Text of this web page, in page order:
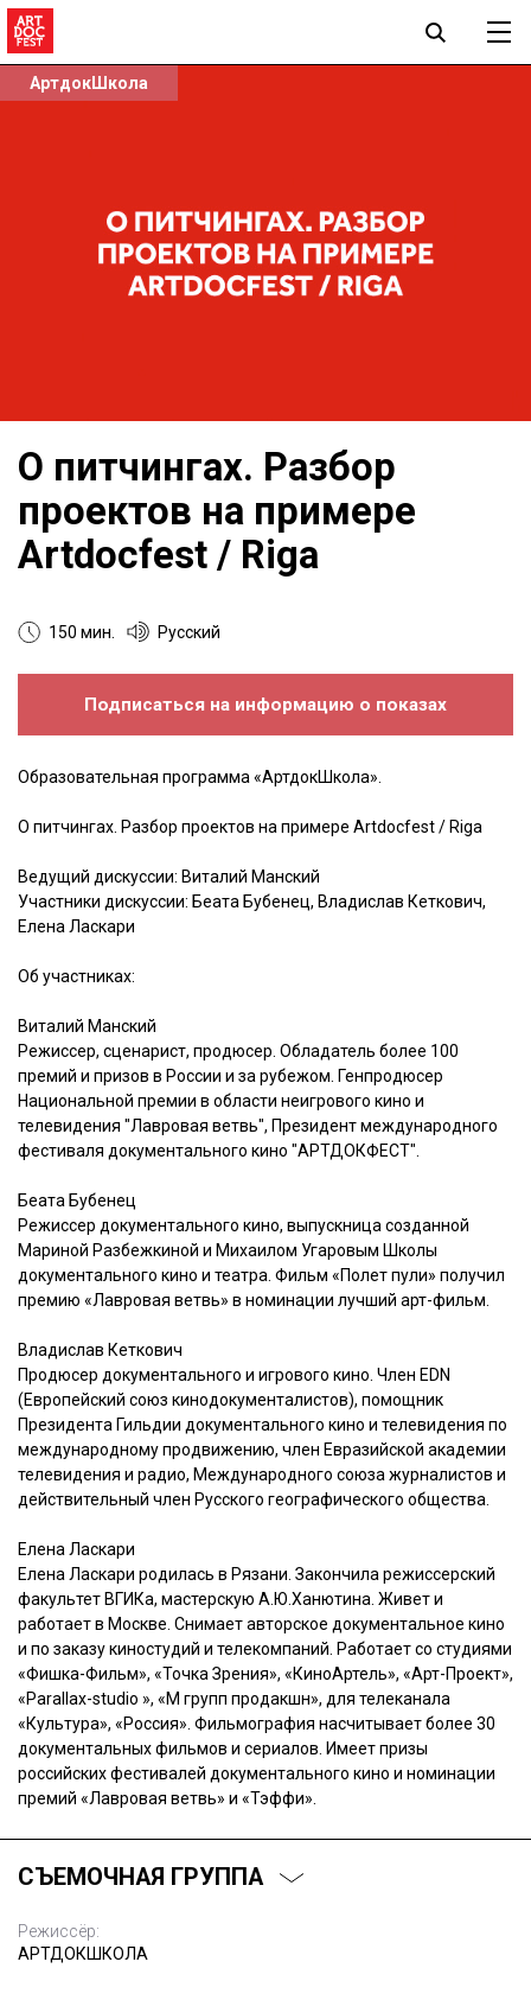
АртдокШкола
О питчингах. Разбор
проектов на примере
Artdocfest / Riga
150 мин. Русский
Подписаться на информацию о показах
Образовательная программа «АртдокШкола».
О питчингах. Разбор проектов на примере Artdocfest / Riga
Ведущий дискуссии: Виталий Манский
Участники дискуссии: Беата Бубенец, Владислав Кеткович,
Елена Ласкари
Об участниках:
Виталий Манский
Режиссер, сценарист, продюсер. Обладатель более 100
премий и призов в России и за рубежом. Генпродюсер
Национальной премии в области неигрового кино и
телевидения "Лавровая ветвь", Президент международного
фестиваля документального кино "АРТДОКФЕСТ".
Беата Бубенец
Режиссер документального кино, выпускница созданной
Мариной Разбежкиной и Михаилом Угаровым Школы
документального кино и театра. Фильм «Полет пули» получил
премию «Лавровая ветвь» в номинации лучший арт-фильм.
Владислав Кеткович
Продюсер документального и игрового кино. Член EDN
(Европейский союз кинодокументалистов), помощник
Президента Гильдии документального кино и телевидения по
международному продвижению, член Евразийской академии
телевидения и радио, Международного союза журналистов и
действительный член Русского географического общества.
Елена Ласкари
Елена Ласкари родилась в Рязани. Закончила режиссерский
факультет ВГИКа, мастерскую А.Ю.Ханютина. Живет и
работает в Москве. Снимает авторское документальное кино
и по заказу киностудий и телекомпаний. Работает со студиями
«Фишка-Фильм», «Точка Зрения», «КиноАртель», «Арт-Проект»,
«Parallax-studio », «М групп продакшн», для телеканала
«Культура», «Россия». Фильмография насчитывает более 30
документальных фильмов и сериалов. Имеет призы
российских фестивалей документального кино и номинации
премий «Лавровая ветвь» и «Тэффи».
СЪЕМОЧНАЯ ГРУППА
Режиссёр:
АРТДОКШКОЛА